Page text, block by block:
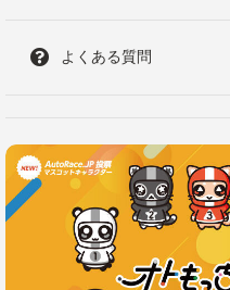
よくある質問